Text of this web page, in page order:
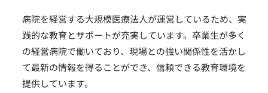
病院を経営する大規模医療法人が運営しているため、実
践的な教育とサポートが充実しています。卒業生が多く
の経営病院で働いており、現場との強い関係性を活かし
て最新の情報を得ることができ、信頼できる教育環境を
提供しています。